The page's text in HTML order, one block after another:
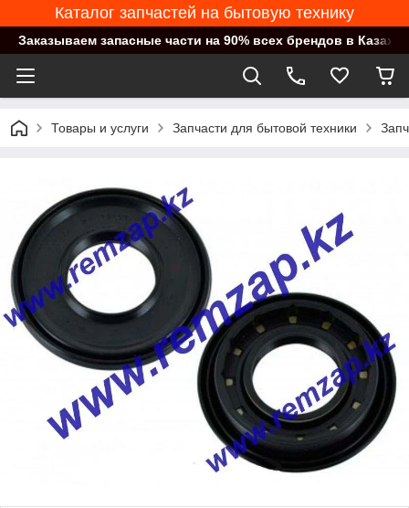
Каталог запчастей на бытовую технику
Заказываем запасные части на 90% всех брендов в
Товары и услуги Запчасти для бытовой техники